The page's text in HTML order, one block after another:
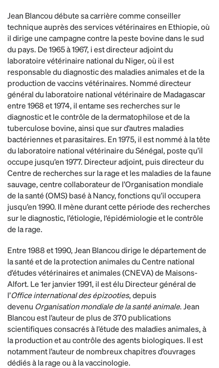
Jean Blancou débute sa carrière comme conseiller
technique auprès des services vétérinaires en Ethiopie, où
il dirige une campagne contre la peste bovine dans le sud
du pays. De 1965 à 1967, i est directeur adjoint du
laboratoire vétérinaire national du Niger, où il est
responsable du diagnostic des maladies animales et de la
production de vaccins vétérinaires. Nommé directeur
général du laboratoire national vétérinaire de Madagascar
entre 1968 et 1974, il entame ses recherches sur le
diagnostic et le contrôle de la dermatophilose et de la
tuberculose bovine, ainsi que sur d’autres maladies
bactériennes et parasitaires. En 1975, il est nommé à la tête
du laboratoire national vétérinaire du Sénégal, poste qu’il
occupe jusqu’en 1977. Directeur adjoint, puis directeur du
Centre de recherches sur la rage et les maladies de la faune
sauvage, centre collaborateur de l’Organisation mondiale
de la santé (OMS) basé à Nancy, fonctions qu’il occupera
jusqu’en 1990. Il mène durant cette période des recherches
sur le diagnostic, l’étiologie, l‘épidémiologie et le contrôle
de la rage.
Entre 1988 et 1990, Jean Blancou dirige le département de
la santé et de la protection animales du Centre national
d’études vétérinaires et animales (CNEVA) de Maisons-
Alfort. Le 1er janvier 1991, il est élu Directeur général de
l’Office international des épizooties, depuis
devenu Organisation mondiale de la santé animale. Jean
Blancou est l’auteur de plus de 370 publications
scientifiques consacrés à l’étude des maladies animales, à
la production et au contrôle des agents biologiques. Il est
notamment l’auteur de nombreux chapitres d’ouvrages
dédiés à la rage ou à la vaccinologie.